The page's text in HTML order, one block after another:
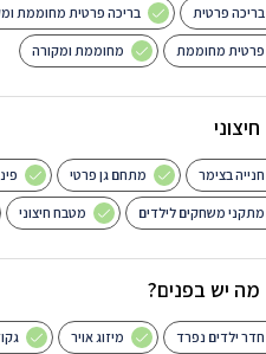
בריכה פרטית בריכה פרטית מחוממת
פרטית מחוממת מחוממת ומקורה
חיצוני
חנייה בצימר מתחם גן פרטי
מתקני משחקים לילדים מטבח חיצוני
מה יש בפנים?
חדר ילדים נפרד מיזוג אויר